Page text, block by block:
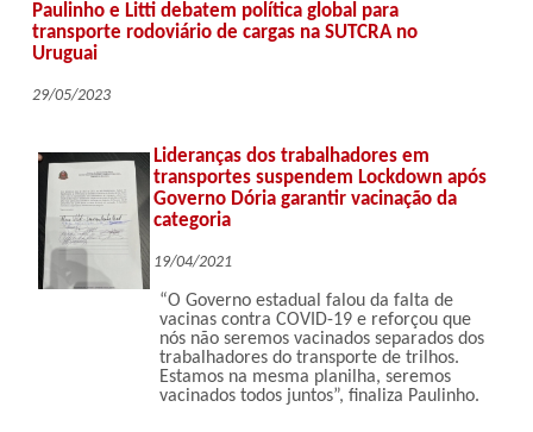
Paulinho e Litti debatem política global para
transporte rodoviário de cargas na SUTCRA no
Uruguai
29/05/2023
Lideranças dos trabalhadores em
transportes suspendem Lockdown após
Governo Dória garantir vacinação da
categoria
19/04/2021
“O Governo estadual falou da falta de
vacinas contra COVID-19 e reforçou que
nós não seremos vacinados separados dos
trabalhadores do transporte de trilhos.
Estamos na mesma planilha, seremos
vacinados todos juntos”, finaliza Paulinho.